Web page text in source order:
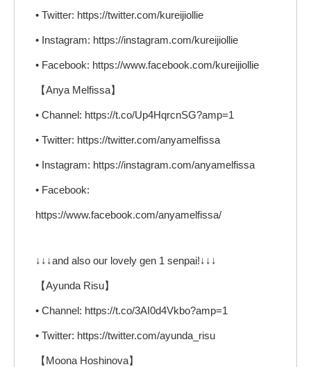
• Twitter: https://twitter.com/kureijiollie
• Instagram: https://instagram.com/kureijiollie
• Facebook: https://www.facebook.com/kureijiollie
【Anya Melfissa】
• Channel: https://t.co/Up4HqrcnSG?amp=1
• Twitter: https://twitter.com/anyamelfissa
• Instagram: https://instagram.com/anyamelfissa
• Facebook:
https://www.facebook.com/anyamelfissa/
↓↓↓and also our lovely gen 1 senpai!↓↓↓
【Ayunda Risu】
• Channel: https://t.co/3AI0d4Vkbo?amp=1
• Twitter: https://twitter.com/ayunda_risu
【Moona Hoshinova】